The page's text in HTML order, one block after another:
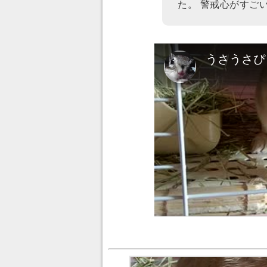
た。 警戒心がすご